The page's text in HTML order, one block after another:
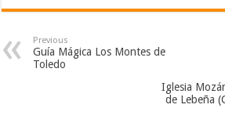
Previous
Guía Mágica Los Montes de
Toledo
Iglesia
de Lebeña